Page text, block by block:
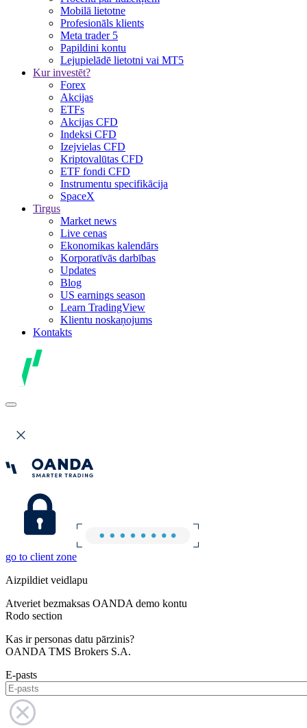
Mobilā lietotne
Profesionāls klients
Meta trader 5
Papildini kontu
Lejupielādē lietotni vai MT5
Kur investēt?
Forex
Akcijas
ETFs
Akcijas CFD
Indeksi CFD
Izejvielas CFD
Kriptovalūtas CFD
ETF fondi CFD
Instrumentu specifikācija
SpaceX
Tirgus
Market news
Live cenas
Ekonomikas kalendārs
Korporatīvās darbības
Updates
Blog
US earnings season
Learn TradingView
Klientu noskaņojums
Kontakts
go to client zone
Aizpildiet veidlapu
Atveriet bezmaksas OANDA demo kontu
Rodo section
Kas ir personas datu pārzinis?
OANDA TMS Brokers S.A.
E-pasts